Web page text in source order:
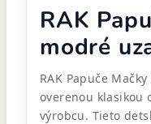
RAK
modré
RAK Papuče
overenou klasikou
výrobcu. Tieto